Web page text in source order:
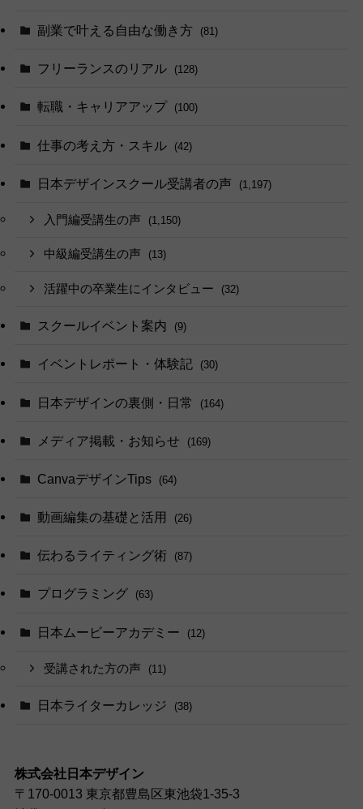
副業で叶える自由な働き方 (81)
フリーランスのリアル (128)
転職・キャリアアップ (100)
仕事の考え方・スキル (42)
日本デザインスクール受講者の声 (1,197)
入門編受講生の声 (1,150)
中級編受講生の声 (13)
活躍中の卒業生にインタビュー (32)
スクールイベント案内 (9)
イベントレポート・体験記 (30)
日本デザインの裏側・日常 (164)
メディア掲載・お知らせ (169)
CanvaデザインTips (64)
動画編集の基礎と活用 (26)
伝わるライティング術 (87)
プログラミング (63)
日本ムービーアカデミー (12)
受講された方の声 (11)
日本ライターカレッジ (38)
株式会社日本デザイン
〒170-0013 東京都豊島区東池袋1-35-3